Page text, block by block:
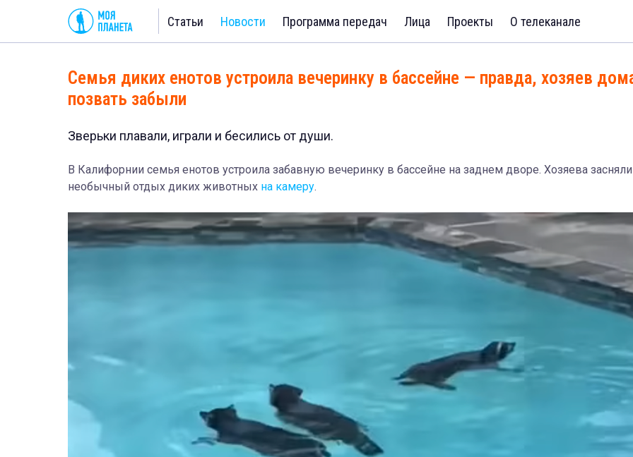
Статьи Новости Программа передач Лица Проекты О телеканале
Семья диких енотов устроила вечеринку в бассейне — правда, хозяев
позвать забыли
Зверьки плавали, играли и бесились от души.
В Калифорнии семья енотов устроила забавную вечеринку в бассейне на заднем дворе. Хозяева засняли
необычный отдых диких животных на камеру.